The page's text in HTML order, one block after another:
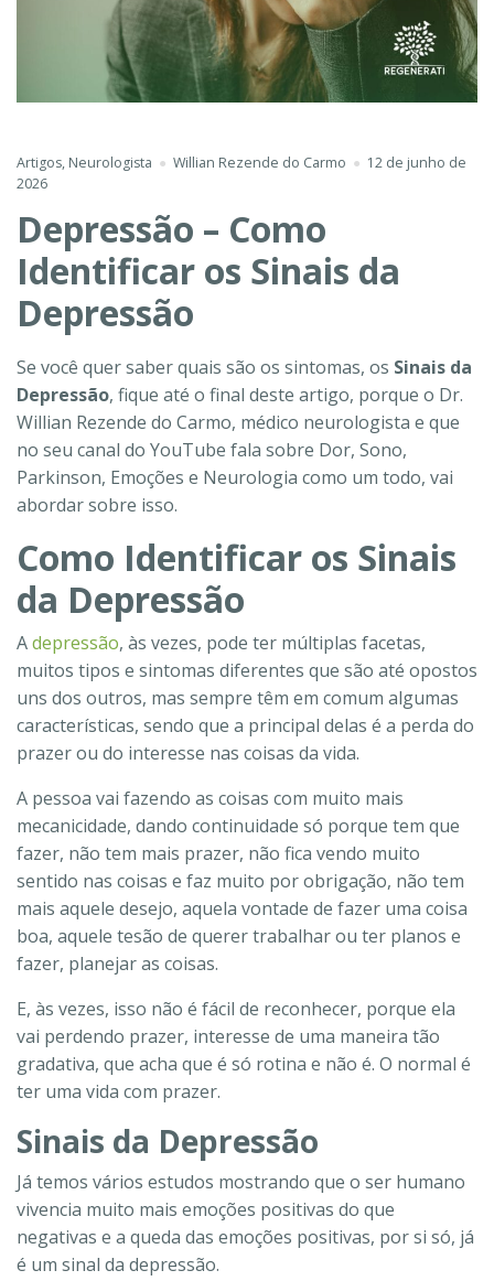
Artigos, Neurologista Willian Rezende do Carmo
12 de junho de
2026
Depressão – Como
Identificar os Sinais da
Depressão
Se você quer saber quais são os sintomas, os Sinais da
Depressão, fique até o final deste artigo, porque o Dr.
Willian Rezende do Carmo, médico neurologista e que
no seu canal do YouTube fala sobre Dor, Sono,
Parkinson, Emoções e Neurologia como um todo, vai
abordar sobre isso.
Como Identificar os Sinais
da Depressão
Adepressão, às vezes, pode ter múltiplas facetas,
muitos tipos e sintomas diferentes que são até opostos
uns dos outros, mas sempre têm em comum algumas
características, sendo que a principal delas é a perda do
prazer ou do interesse nas coisas da vida.
A pessoa vai fazendo as coisas com muito mais
mecanicidade, dando continuidade só porque tem que
fazer, não tem mais prazer, não fica vendo muito
sentido nas coisas e faz muito por obrigação, não tem
mais aquele desejo, aquela vontade de fazer uma coisa
boa, aquele tesão de querer trabalhar ou ter planos e
fazer, planejar as coisas.
E, às vezes, isso não é fácil de reconhecer, porque ela
vai perdendo prazer, interesse de uma maneira tão
gradativa, que acha que é só rotina e não é. O normal é
ter uma vida com prazer.
Sinais da Depressão
Já temos vários estudos mostrando que o ser humano
vivencia muito mais emoções positivas do que
negativas e a queda das emoções positivas, por si só, já
é um sinal da depressão.